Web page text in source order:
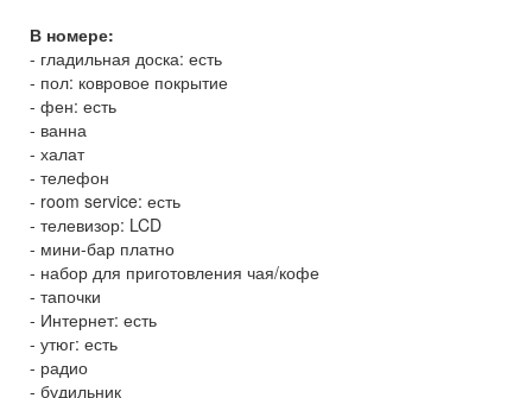
В номере:
- гладильная доска: есть
- пол: ковровое покрытие
- фен: есть
- ванна
- халат
- телефон
- room service: есть
- телевизор: LCD
- мини-бар платно
- набор для приготовления чая/кофе
- тапочки
- Интернет: есть
- утюг: есть
- радио
- будильник